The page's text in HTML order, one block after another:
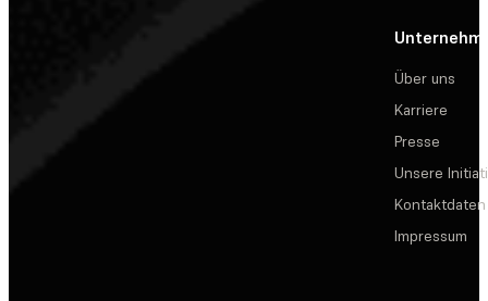
Über uns
Karriere
Presse
Unsere
Kontaktdaten
Impressum